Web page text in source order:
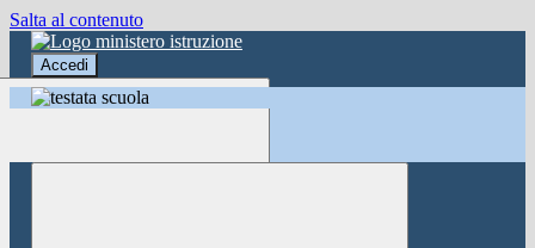
Salta al contenuto
Accedi
Accedi
button close ×